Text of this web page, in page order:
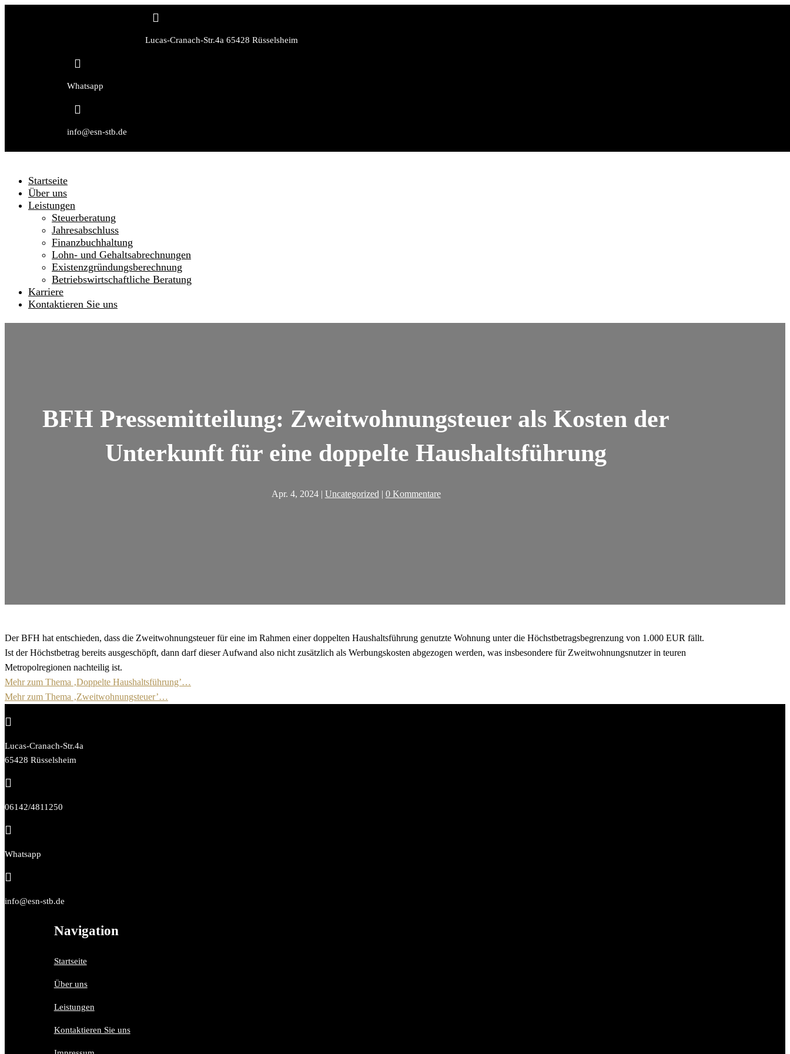

Lucas-Cranach-Str.4a 65428 Rüsselsheim

Whatsapp

info@esn-stb.de
Startseite
Über uns
Leistungen
Steuerberatung
Jahresabschluss
Finanzbuchhaltung
Lohn- und Gehaltsabrechnungen
Existenzgründungsberechnung
Betriebswirtschaftliche Beratung
Karriere
Kontaktieren Sie uns
BFH Pressemitteilung: Zweitwohnungsteuer als Kosten der
Unterkunft für eine doppelte Haushaltsführung
Apr. 4, 2024| Uncategorized| 0 Kommentare
Der BFH hat entschieden, dass die Zweitwohnungsteuer für eine im Rahmen einer doppelten Haushaltsführung genutzte Wohnung unter die Höchstbetragsbegrenzung von 1.000 EUR fällt.
Ist der Höchstbetrag bereits ausgeschöpft, dann darf dieser Aufwand also nicht zusätzlich als Werbungskosten abgezogen werden, was insbesondere für Zweitwohnungsnutzer in teuren
Metropolregionen nachteilig ist.
Mehr zum Thema ‚Doppelte Haushaltsführung’…
Mehr zum Thema ‚Zweitwohnungsteuer’…

Lucas-Cranach-Str.4a
65428 Rüsselsheim

06142/4811250

Whatsapp

info@esn-stb.de
Navigation
Startseite
Über uns
Leistungen
Kontaktieren Sie uns